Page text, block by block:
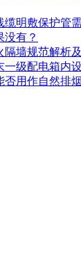
明敷保护管
没有？
墙规范解析
级配电箱内
用作自然排